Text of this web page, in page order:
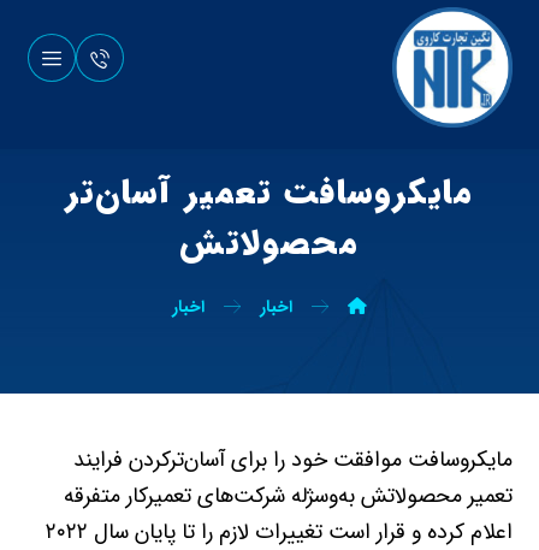
مایکروسافت تعمیر آسان‌تر
محصولاتش
اخبار اخبار
مایکروسافت موافقت خود را برای آسان‌ترکردن فرایند
تعمیر محصولاتش به‌وسژله‌ شرکت‌های تعمیرکار متفرقه
اعلام کرده و قرار است تغییرات لازم را تا پایان سال ۲۰۲۲